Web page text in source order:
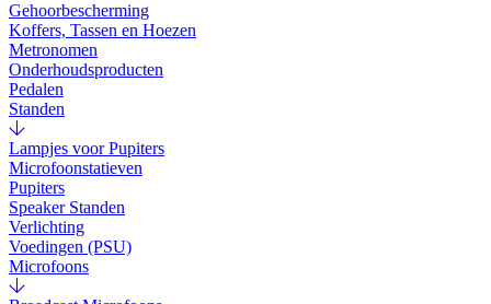
Gehoorbescherming
Koffers, Tassen en Hoezen
Metronomen
Onderhoudsproducten
Pedalen
Standen
Lampjes voor Pupiters
Microfoonstatieven
Pupiters
Speaker Standen
Verlichting
Voedingen (PSU)
Microfoons